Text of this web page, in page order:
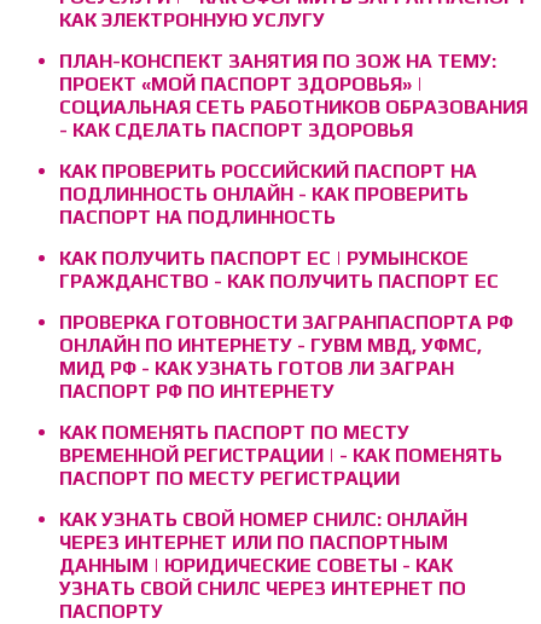
КАК ЭЛЕКТРОННУЮ УСЛУГУ
ПЛАН-КОНСПЕКТ ЗАНЯТИЯ ПО ЗОЖ НА ТЕМУ:
ПРОЕКТ «МОЙ ПАСПОРТ ЗДОРОВЬЯ» |
СОЦИАЛЬНАЯ СЕТЬ РАБОТНИКОВ ОБРАЗОВАНИЯ
- КАК СДЕЛАТЬ ПАСПОРТ ЗДОРОВЬЯ
КАК ПРОВЕРИТЬ РОССИЙСКИЙ ПАСПОРТ НА
ПОДЛИННОСТЬ ОНЛАЙН - КАК ПРОВЕРИТЬ
ПАСПОРТ НА ПОДЛИННОСТЬ
КАК ПОЛУЧИТЬ ПАСПОРТ ЕС | РУМЫНСКОЕ
ГРАЖДАНСТВО - КАК ПОЛУЧИТЬ ПАСПОРТ ЕС
ПРОВЕРКА ГОТОВНОСТИ ЗАГРАНПАСПОРТА РФ
ОНЛАЙН ПО ИНТЕРНЕТУ - ГУВМ МВД, УФМС,
МИД РФ - КАК УЗНАТЬ ГОТОВ ЛИ ЗАГРАН
ПАСПОРТ РФ ПО ИНТЕРНЕТУ
КАК ПОМЕНЯТЬ ПАСПОРТ ПО МЕСТУ
ВРЕМЕННОЙ РЕГИСТРАЦИИ | - КАК ПОМЕНЯТЬ
ПАСПОРТ ПО МЕСТУ РЕГИСТРАЦИИ
КАК УЗНАТЬ СВОЙ НОМЕР СНИЛС: ОНЛАЙН
ЧЕРЕЗ ИНТЕРНЕТ ИЛИ ПО ПАСПОРТНЫМ
ДАННЫМ | ЮРИДИЧЕСКИЕ СОВЕТЫ - КАК
УЗНАТЬ СВОЙ СНИЛС ЧЕРЕЗ ИНТЕРНЕТ ПО
ПАСПОРТУ